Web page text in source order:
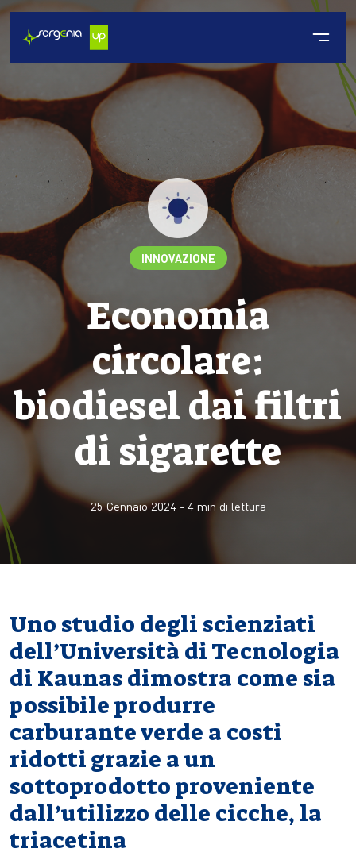
INNOVAZIONE
Economia
circolare:
biodiesel dai filtri
di sigarette
25 Gennaio 2024- 4min di lettura
Uno studio degli scienziati
dell’Università di Tecnologia
di Kaunas dimostra come sia
possibile produrre
carburante verde a costi
ridotti grazie a un
sottoprodotto proveniente
dall’utilizzo delle cicche, la
triacetina